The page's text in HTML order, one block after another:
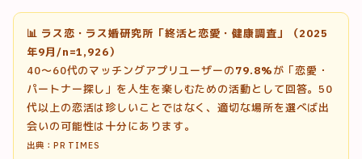
📊 ラス恋・ラス婚研究所「終活と恋愛・健康調査」（2025
年9月/n=1,926）
40〜60代のマッチングアプリユーザーの79.8%が「恋愛・
パートナー探し」を人生を楽しむための活動として回答。50
代以上の恋活は珍しいことではなく、適切な場所を選べば出
会いの可能性は十分にあります。
出典：PR TIMES